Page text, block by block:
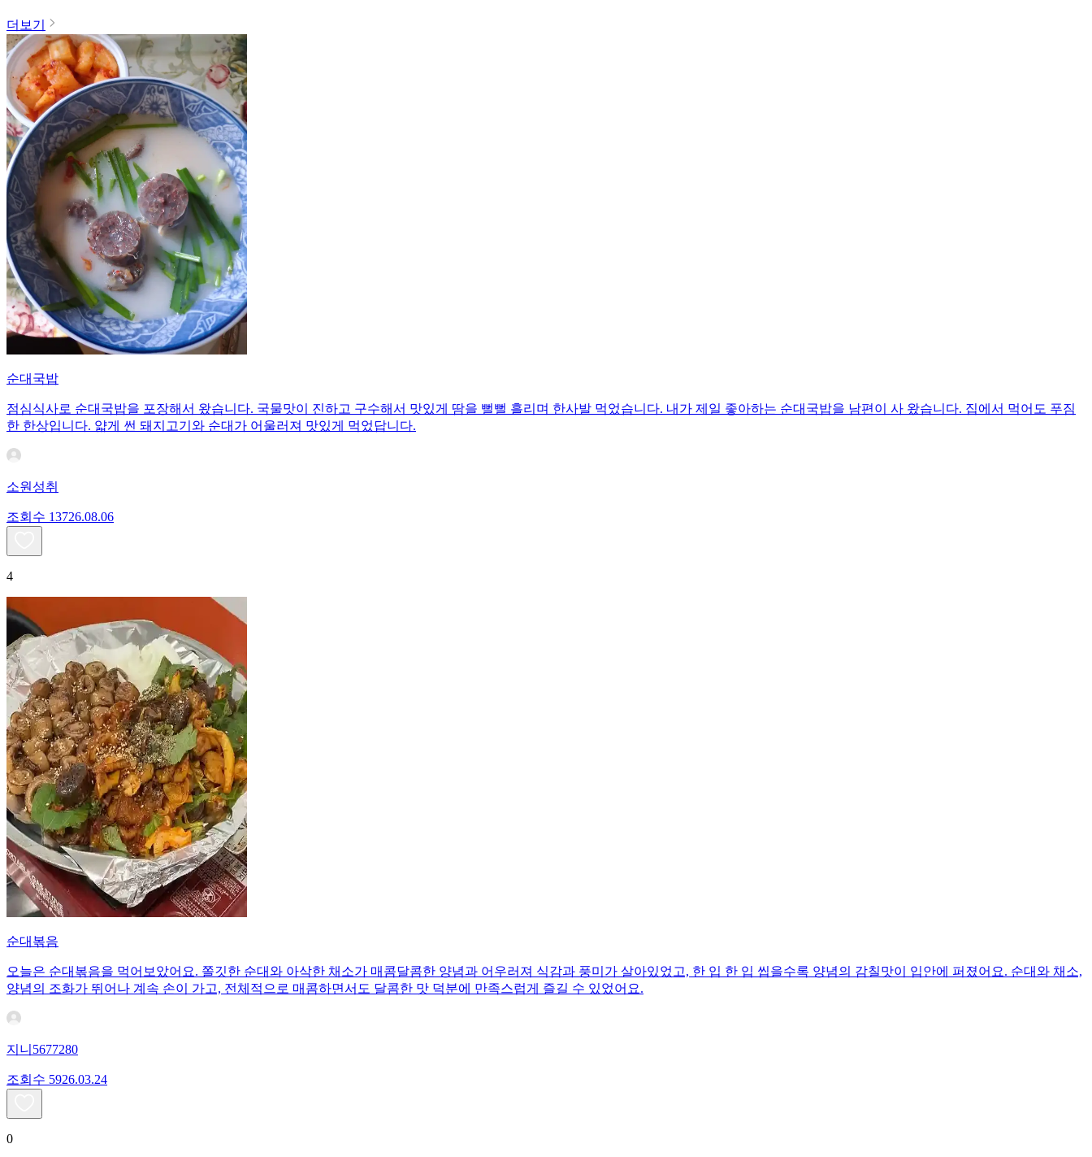
더보기
순대국밥
점심식사로 순대국밥을 포장해서 왔습니다. 국물맛이 진하고 구수해서 맛있게 땀을 뻘뻘 흘리며 한사발 먹었습니다. 내가 제일 좋아하는 순대국밥을 남편이 사 왔습니다. 집에서 먹어도 푸짐
한 한상입니다. 얇게 썬 돼지고기와 순대가 어울러져 맛있게 먹었답니다.
소원성취
조회수 13726.08.06
4
순대볶음
오늘은 순대볶음을 먹어보았어요. 쫄깃한 순대와 아삭한 채소가 매콤달콤한 양념과 어우러져 식감과 풍미가 살아있었고, 한 입 한 입 씹을수록 양념의 감칠맛이 입안에 퍼졌어요. 순대와 채소,
양념의 조화가 뛰어나 계속 손이 가고, 전체적으로 매콤하면서도 달콤한 맛 덕분에 만족스럽게 즐길 수 있었어요.
지니5677280
조회수 5926.03.24
0